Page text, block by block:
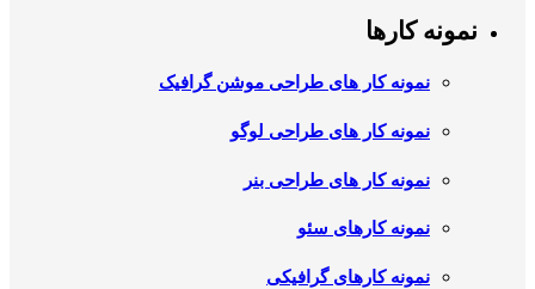
نمونه کارها
نمونه کار های طراحی موشن گرافیک
نمونه کار های طراحی لوگو
نمونه کار های طراحی بنر
نمونه کارهای سئو
نمونه کارهای گرافیکی